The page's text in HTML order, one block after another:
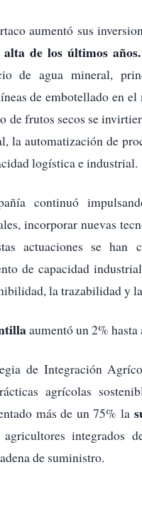
aumentó sus
de los últimos años.
de agua mineral,
de embotellado en
de frutos secos se
la automatización de
logística e industrial.
continuó
incorporar nuevas
actuaciones se han
de capacidad
la trazabilidad y
aumentó un 2% hasta
de Integración
agrícolas
más de un 75% la
integrados
de suministro.